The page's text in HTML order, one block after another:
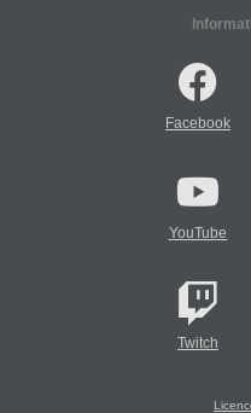
Facebook
YouTube
Twitch